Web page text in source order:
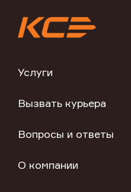
Услуги
Вызвать курьера
Вопросы и ответы
О компании